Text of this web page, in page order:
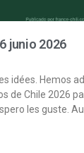
junio 2026
idées. Hemos
de Chile 2026
les guste.